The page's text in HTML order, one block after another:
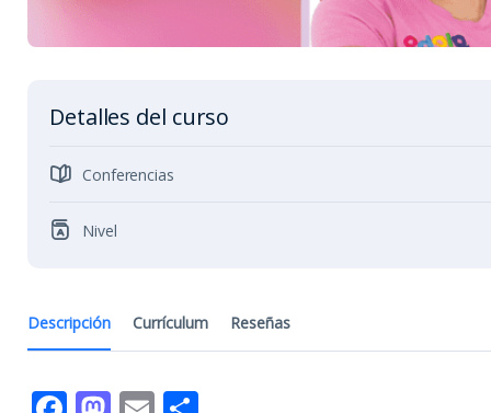
Descripción Currículum Reseñas
Detalles del curso
Conferencias
Nivel